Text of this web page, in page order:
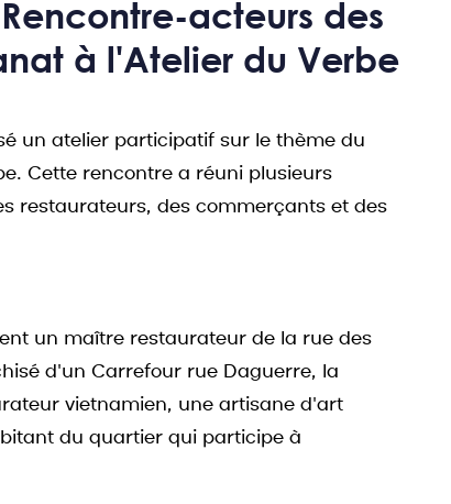
acteurs des
à l'Atelier du Verbe
un atelier participatif sur le thème du
Cette rencontre a réuni plusieurs
restaurateurs, des commerçants et des
un maître restaurateur de la rue des
d'un Carrefour rue Daguerre, la
vietnamien, une artisane d'art
du quartier qui participe à